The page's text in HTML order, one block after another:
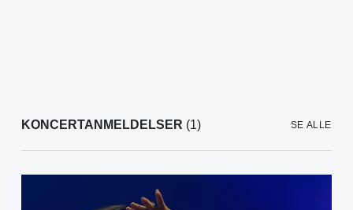
KONCERTANMELDELSER (1) SE ALLE